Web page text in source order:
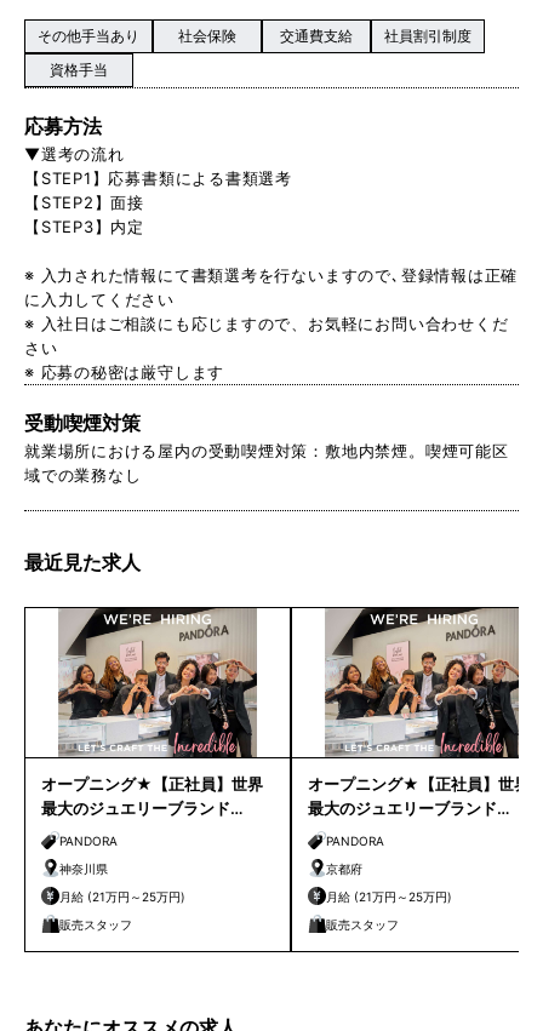
その他手当あり 社会保険 交通費支給
社員割引制度
資格手当
応募方法
▼選考の流れ
【STEP1】応募書類による書類選考
【STEP2】面接
【STEP3】内定
※ 入力された情報にて書類選考を行ないますので､登録情報は正確
に入力してください
※ 入社日はご相談にも応じますので、お気軽にお問い合わせくだ
さい
※ 応募の秘密は厳守します
受動喫煙対策
就業場所における屋内の受動喫煙対策：敷地内禁煙。喫煙可能区
域での業務なし
最近見た求人
オープニング★【正社員】世界
最大のジュエリーブランド
【PANDORA】販売スタッフ＊横
浜市内エリア＊
PANDORA
神奈川県
月給 (21万円～25万円)
販売スタッフ
オープニング★【正社員】世界
最大のジュエリーブランド
【PANDORA】販売スタッフ＊嵐
山エリア＊
PANDORA
京都府
月給 (21万円～25万円)
販売スタッフ